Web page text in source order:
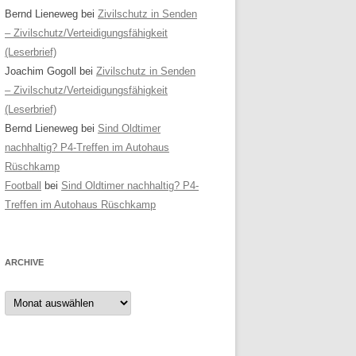
Bernd Lieneweg bei Zivilschutz in Senden
– Zivilschutz/Verteidigungsfähigkeit
(Leserbrief)
Joachim Gogoll
bei Zivilschutz in Senden
– Zivilschutz/Verteidigungsfähigkeit
(Leserbrief)
Bernd Lieneweg bei Sind Oldtimer
nachhaltig? P4-Treffen im Autohaus
Rüschkamp
Football
bei Sind Oldtimer nachhaltig? P4-
Treffen im Autohaus Rüschkamp
ARCHIVE
Archive